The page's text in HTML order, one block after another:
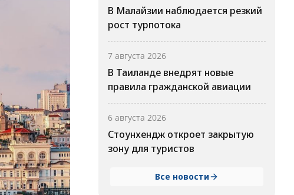
В Малайзии наблюдается резкий
рост турпотока
7 августа 2026
В Таиланде внедрят новые
правила гражданской авиации
6 августа 2026
Стоунхендж откроет закрытую
зону для туристов
Все новости